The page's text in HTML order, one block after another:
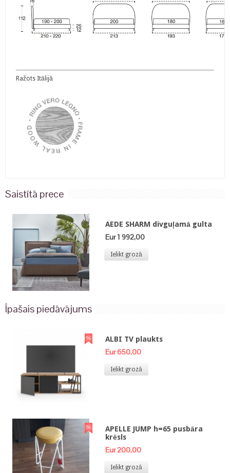
Ražots Itālijā
Saistītā prece
AEDE SHARM divguļamā gulta
Eur 1 992,00
Ielikt grozā
Īpašais piedāvājums
ALBI TV plaukts
Eur 650,00
Ielikt grozā
APELLE JUMP h=65 pusbāra
krēsls
Eur 200,00
Ielikt grozā